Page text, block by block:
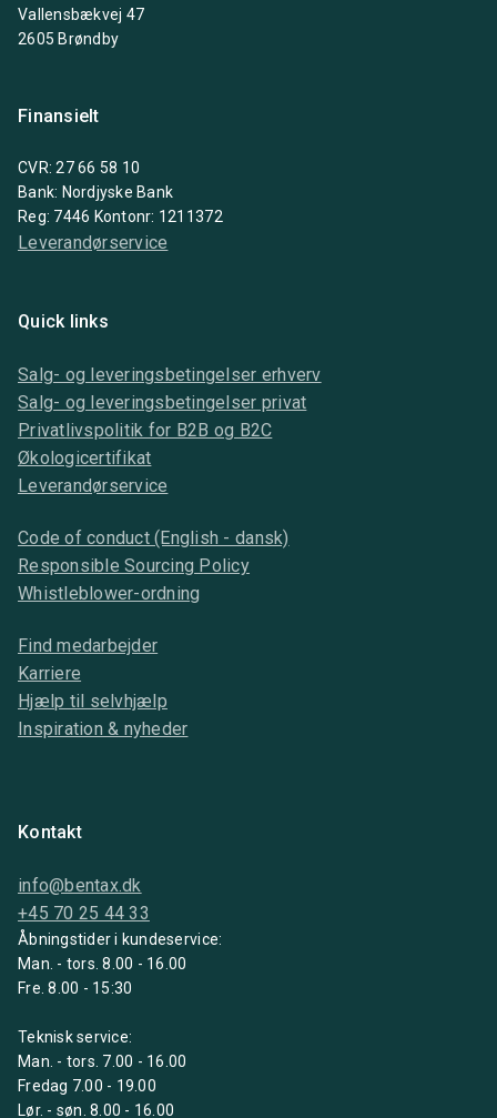
Vallensbækvej 47
2605 Brøndby
Finansielt
CVR: 27 66 58 10
Bank: Nordjyske Bank
Reg: 7446 Kontonr: 1211372
Leverandørservice
Quick links
Salg- og leveringsbetingelser erhverv
Salg- og leveringsbetingelser privat
Privatlivspolitik for B2B og B2C
Økologicertifikat
Leverandørservice
Code of conduct (English - dansk)
Responsible Sourcing Policy
Whistleblower-ordning
Find medarbejder
Karriere
Hjælp til selvhjælp
Inspiration & nyheder
Kontakt
info@bentax.dk
+45 70 25 44 33
Åbningstider i kundeservice:
Man. - tors. 8.00 - 16.00
Fre. 8.00 - 15:30
Teknisk service:
Man. - tors. 7.00 - 16.00
Fredag 7.00 - 19.00
Lør. - søn. 8.00 - 16.00